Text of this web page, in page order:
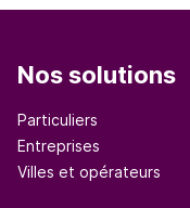
Nos solutions
Particuliers
Entreprises
Villes et opérateurs